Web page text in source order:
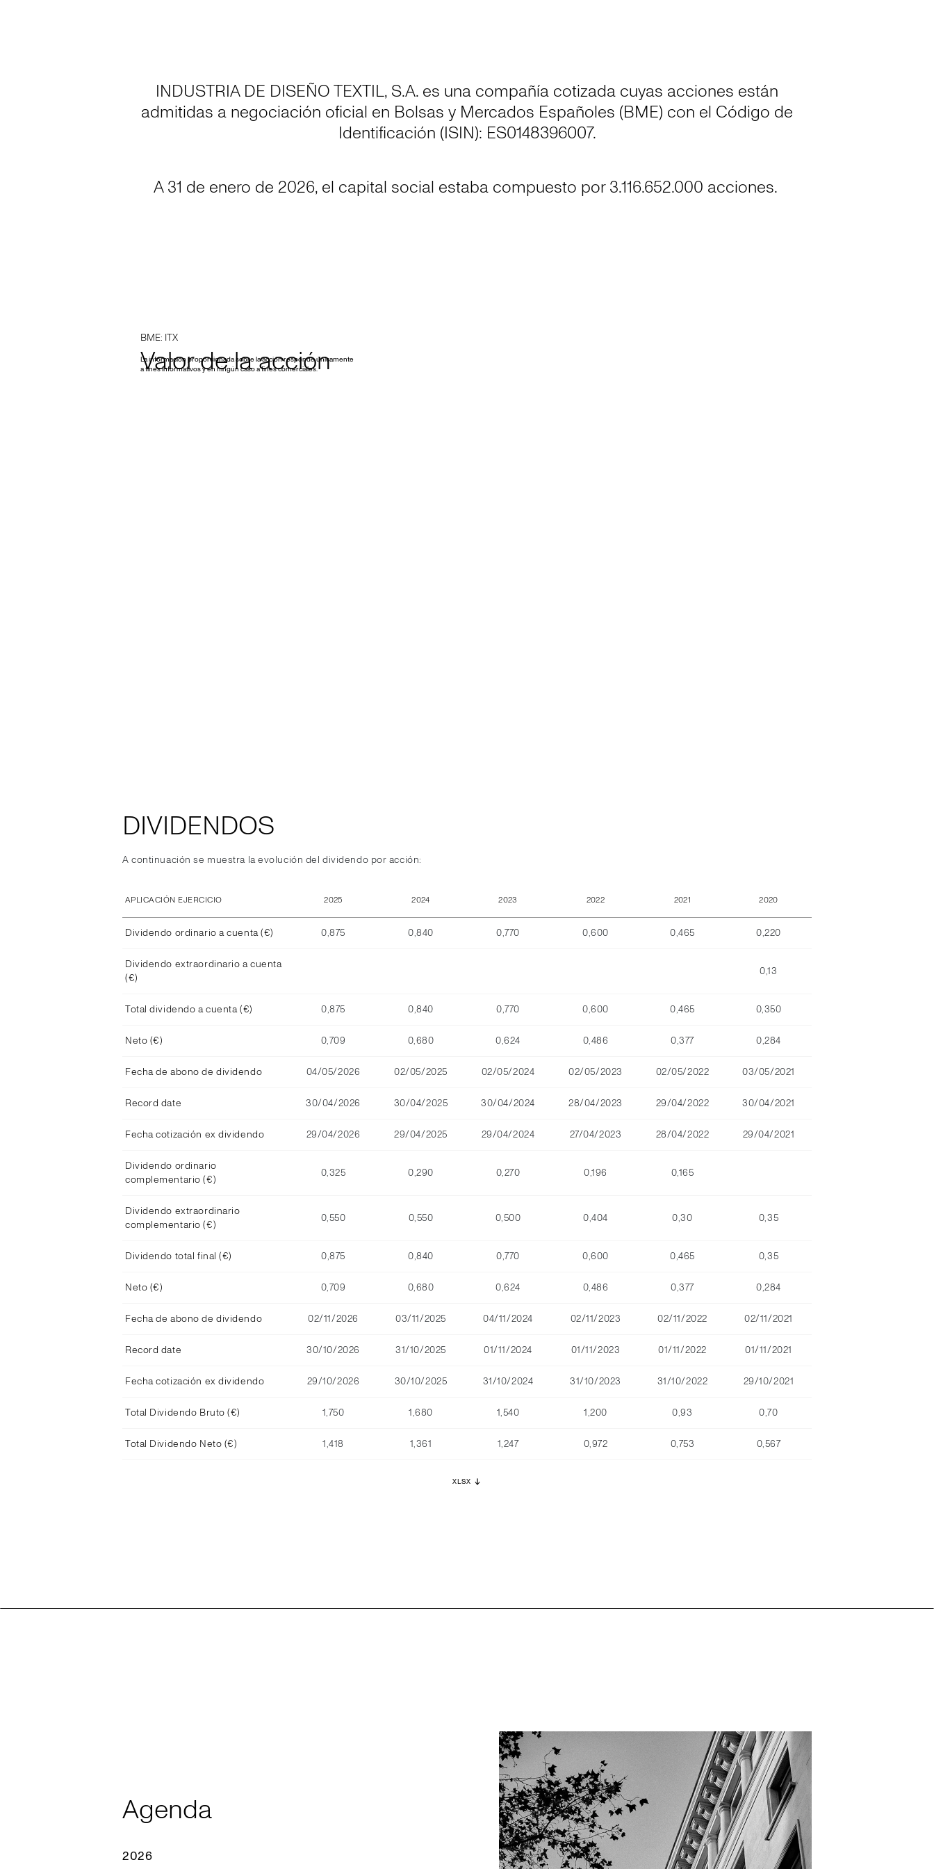
INDUSTRIA DE DISEÑO TEXTIL, S.A. es una compañía cotizada cuyas acciones están
admitidas a negociación oficial en Bolsas y Mercados Españoles (BME) con el Código de
Identificación (ISIN): ES0148396007.
A 31 de enero de 2026, el capital social estaba compuesto por 3.116.652.000 acciones.
DIVIDENDOS
A continuación se muestra la evolución del dividendo por acción:
APLICACIÓN EJERCICIO 2025 2024 2023 2022 2021 2020
Dividendo ordinario a cuenta (€) 0,875 0,840 0,770 0,600 0,465 0,220
Dividendo extraordinario a cuenta
(€)
0,13
Total dividendo a cuenta (€) 0,875 0,840 0,770 0,600 0,465 0,350
Neto (€) 0,709 0,680 0,624 0,486 0,377 0,284
Fecha de abono de dividendo 04/05/2026 02/05/2025 02/05/2024 02/05/2023 02/05/2022 03/05/2021
Record date 30/04/2026 30/04/2025 30/04/2024 28/04/2023 29/04/2022 30/04/2021
Fecha cotización ex dividendo 29/04/2026 29/04/2025 29/04/2024 27/04/2023 28/04/2022 29/04/2021
Dividendo ordinario
complementario (€)
0,325 0,290 0,270 0,196 0,165
Dividendo extraordinario
complementario (€)
0,550 0,550 0,500 0,404 0,30 0,35
Dividendo total final (€) 0,875 0,840 0,770 0,600 0,465 0,35
Neto (€) 0,709 0,680 0,624 0,486 0,377 0,284
Fecha de abono de dividendo 02/11/2026 03/11/2025 04/11/2024 02/11/2023 02/11/2022 02/11/2021
Record date 30/10/2026 31/10/2025 01/11/2024 01/11/2023 01/11/2022 01/11/2021
Fecha cotización ex dividendo 29/10/2026 30/10/2025 31/10/2024 31/10/2023 31/10/2022 29/10/2021
Total Dividendo Bruto (€) 1,750 1,680 1,540 1,200 0,93 0,70
Total Dividendo Neto (€) 1,418 1,361 1,247 0,972 0,753 0,567
XLSX
Agenda
2026